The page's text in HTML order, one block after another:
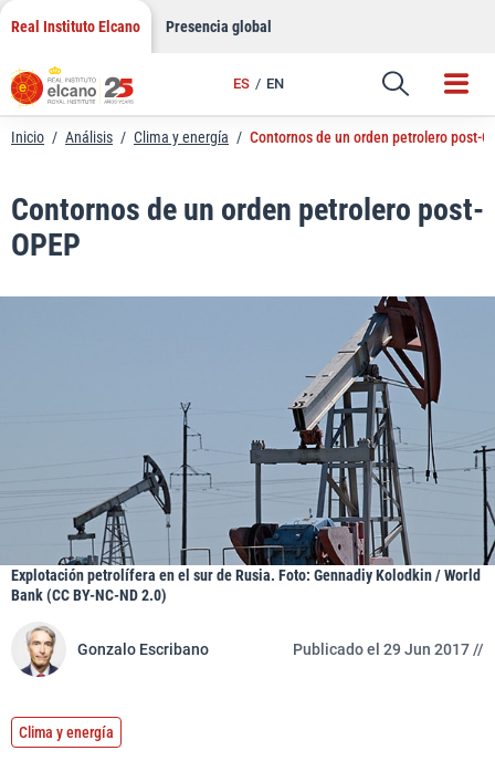
Saltar
contenido
Real Instituto Elcano Presencia global
ES EN
Enlace
Inicio / Análisis / Clima y energía / Contornos de un orden petrolero post-
Contornos de un orden petrolero post-
OPEP
Explotación petrolífera en el sur de Rusia. Foto: Gennadiy Kolodkin / World
Bank (CC BY-NC-ND 2.0)
Gonzalo Escribano Publicado el 29 Jun 2017 //
Clima y energía